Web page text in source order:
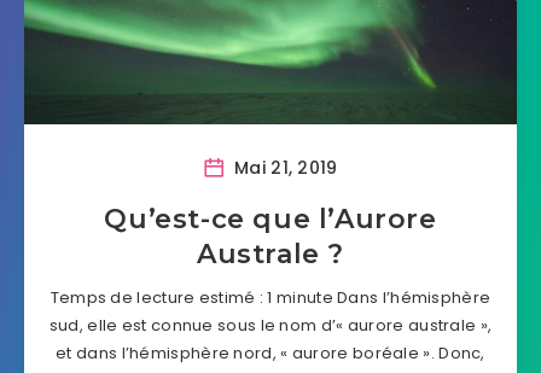
Mai 21, 2019
Qu’est-ce que l’Aurore
Australe ?
Temps de lecture estimé : 1 minute Dans l’hémisphère
sud, elle est connue sous le nom d’« aurore australe »,
et dans l’hémisphère nord, « aurore boréale ». Donc,